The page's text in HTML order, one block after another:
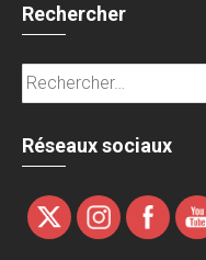
Rechercher
Rechercher :
Réseaux sociaux